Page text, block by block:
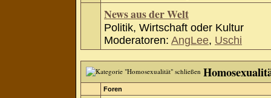
News aus der Welt
Politik, Wirtschaft oder Kultur
Moderatoren: AngLee, Uschi
Foren